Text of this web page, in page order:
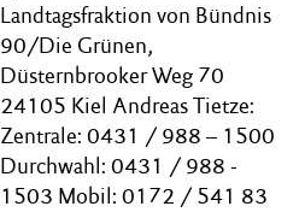
Landtagsfraktion von Bündnis
90/Die Grünen,
Düsternbrooker Weg 70
24105 Kiel Andreas Tietze:
Zentrale: 0431 / 988 – 1500
Durchwahl: 0431 / 988 -
1503 Mobil: 0172 / 541 83